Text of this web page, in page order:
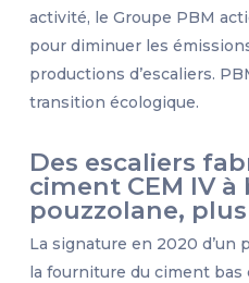
activité, le Groupe PBM
pour diminuer les
productions d’escaliers.
transition écologique.
Des escaliers
ciment CEM IV à
pouzzolane,
La signature en 2020 d’un
la fourniture du ciment bas